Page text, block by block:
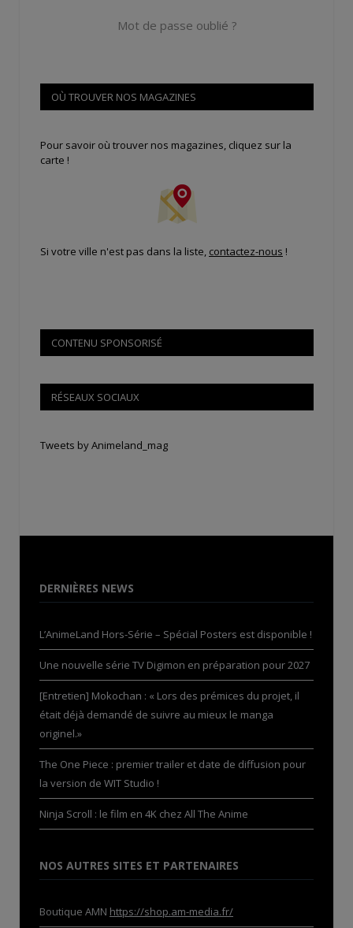
Mot de passe oublié ?
OÙ TROUVER NOS MAGAZINES
Pour savoir où trouver nos magazines, cliquez sur la
carte !
Si votre ville n'est pas dans la liste, contactez-nous !
CONTENU SPONSORISÉ
RÉSEAUX SOCIAUX
Tweets by Animeland_mag
DERNIÈRES NEWS
L’AnimeLand Hors-Série – Spécial Posters est disponible !
Une nouvelle série TV Digimon en préparation pour 2027
[Entretien] Mokochan : « Lors des prémices du projet, il
était déjà demandé de suivre au mieux le manga
originel.»
The One Piece : premier trailer et date de diffusion pour
la version de WIT Studio !
Ninja Scroll : le film en 4K chez All The Anime
NOS AUTRES SITES ET PARTENAIRES
Boutique AMN https://shop.am-media.fr/